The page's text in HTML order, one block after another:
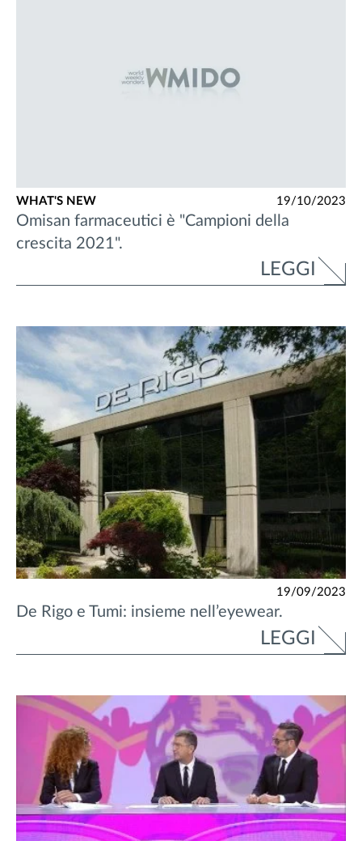
WHAT'S NEW 19/10/2023
Omisan farmaceutici è "Campioni della
crescita 2021".
LEGGI
19/09/2023
De Rigo e Tumi: insieme nell’eyewear.
LEGGI